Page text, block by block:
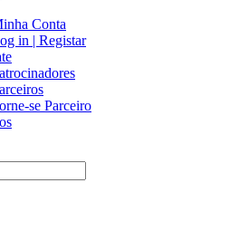
Conta
in | Registar
se Parceiro